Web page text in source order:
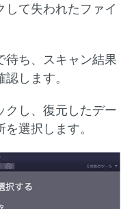
して失われたファイ
待ち、スキャン結果
します。
クし、復元したデー
選択します。